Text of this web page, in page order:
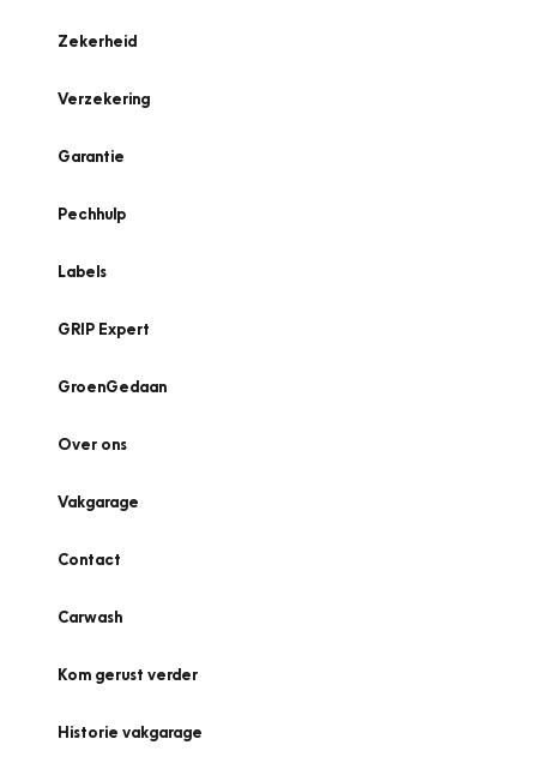
Zekerheid
Verzekering
Garantie
Pechhulp
Labels
GRIP Expert
GroenGedaan
Over ons
Vakgarage
Contact
Carwash
Kom gerust verder
Historie vakgarage